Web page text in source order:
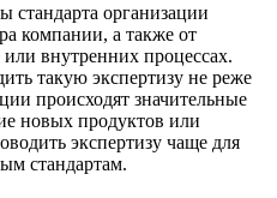
стандарта организации
компании, а также от
или внутренних процессах.
такую экспертизу не реже
происходят значительные
новых продуктов или
экспертизу чаще для
стандартам.